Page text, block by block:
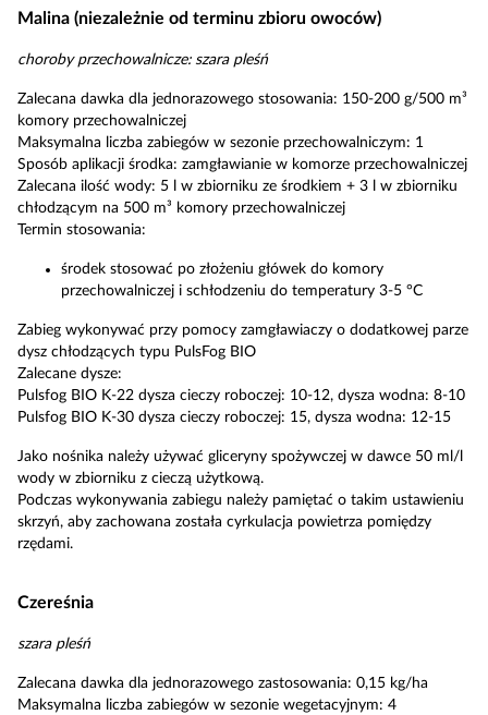
Malina (niezależnie od terminu zbioru owoców)
choroby przechowalnicze: szara pleśń
Zalecana dawka dla jednorazowego stosowania: 150-200 g/500 m³
komory przechowalniczej
Maksymalna liczba zabiegów w sezonie przechowalniczym: 1
Sposób aplikacji środka: zamgławianie w komorze przechowalniczej
Zalecana ilość wody: 5 l w zbiorniku ze środkiem + 3 l w zbiorniku
chłodzącym na 500 m³ komory przechowalniczej
Termin stosowania:
środek stosować po złożeniu główek do komory
przechowalniczej i schłodzeniu do temperatury 3-5 °C
Zabieg wykonywać przy pomocy zamgławiaczy o dodatkowej parze
dysz chłodzących typu PulsFog BIO
Zalecane dysze:
Pulsfog BIO K-22 dysza cieczy roboczej: 10-12, dysza wodna: 8-10
Pulsfog BIO K-30 dysza cieczy roboczej: 15, dysza wodna: 12-15
Jako nośnika należy używać gliceryny spożywczej w dawce 50 ml/l
wody w zbiorniku z cieczą użytkową.
Podczas wykonywania zabiegu należy pamiętać o takim ustawieniu
skrzyń, aby zachowana została cyrkulacja powietrza pomiędzy
rzędami.
Czereśnia
szara pleśń
Zalecana dawka dla jednorazowego zastosowania: 0,15 kg/ha
Maksymalna liczba zabiegów w sezonie wegetacyjnym: 4